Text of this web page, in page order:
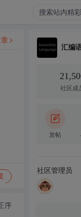
序
汇编
社区成
发帖
社区管理员